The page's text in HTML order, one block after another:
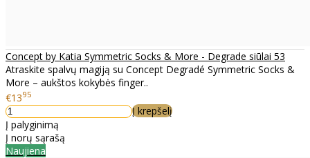
Concept by Katia Symmetric Socks & More - Degrade siūlai 53
Atraskite spalvų magiją su Concept Degradé Symmetric Socks &
More – aukštos kokybės finger..
€1395
Į krepšelį
Į palyginimą
Į norų sąrašą
Naujiena